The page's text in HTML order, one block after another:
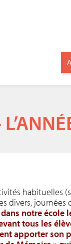
habituelles
divers,
notre école
tous les
apporter